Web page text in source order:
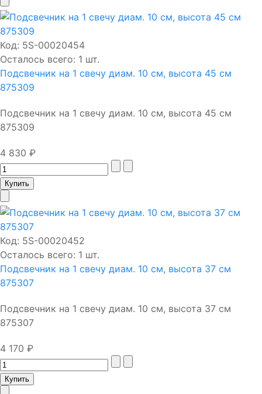
Код: 5S-00020454
Осталось всего: 1 шт.
Подсвечник на 1 свечу диам. 10 см, высота 45 см
875309
Подсвечник на 1 свечу диам. 10 см, высота 45 см
875309
4 830 ₽
Код: 5S-00020452
Осталось всего: 1 шт.
Подсвечник на 1 свечу диам. 10 см, высота 37 см
875307
Подсвечник на 1 свечу диам. 10 см, высота 37 см
875307
4 170 ₽